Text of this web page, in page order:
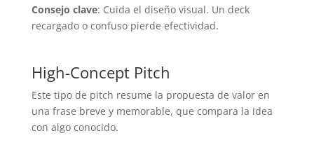
Consejo clave: Cuida el diseño visual. Un deck
recargado o confuso pierde efectividad.
High-Concept Pitch
Este tipo de pitch resume la propuesta de valor en
una frase breve y memorable, que compara la idea
con algo conocido.